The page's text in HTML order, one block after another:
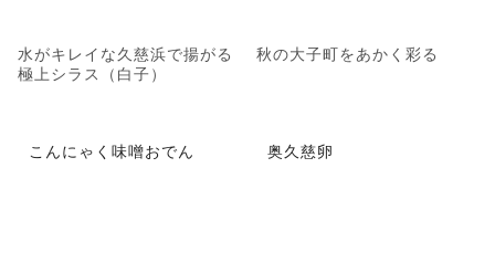
水がキレイな久慈浜で揚がる
極上シラス（白子）
秋の大子町をあかく彩る
こんにゃく味噌おでん 奥久慈卵